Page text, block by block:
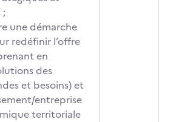
démarche
redéfinir l’offre
en
des
et besoins) et
entreprise
territoriale